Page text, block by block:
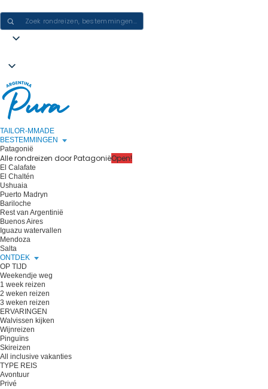
TAILOR-MMADE
BESTEMMINGEN
Patagonië
Alle rondreizen door PatagoniëOpen!
El Calafate
El Chaltén
Ushuaia
Puerto Madryn
Bariloche
Rest van Argentinië
Buenos Aires
Iguazu watervallen
Mendoza
Salta
ONTDEK
OP TIJD
Weekendje weg
1 week reizen
2 weken reizen
3 weken reizen
ERVARINGEN
Walvissen kijken
Wijnreizen
Pinguïns
Skireizen
All inclusive vakanties
TYPE REIS
Avontuur
Privé